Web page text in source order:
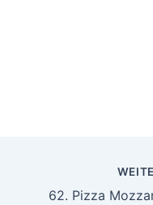
62. Pizza